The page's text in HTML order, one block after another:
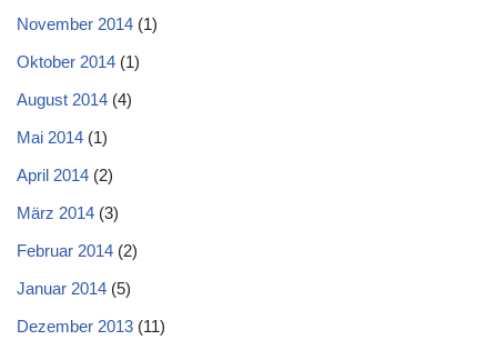
November 2014 (1)
Oktober 2014 (1)
August 2014 (4)
Mai 2014 (1)
April 2014 (2)
März 2014 (3)
Februar 2014 (2)
Januar 2014 (5)
Dezember 2013 (11)